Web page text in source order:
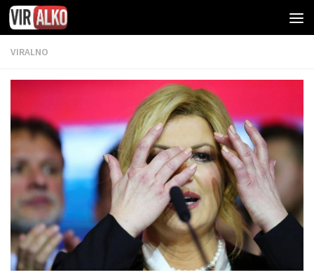
VIRALNO